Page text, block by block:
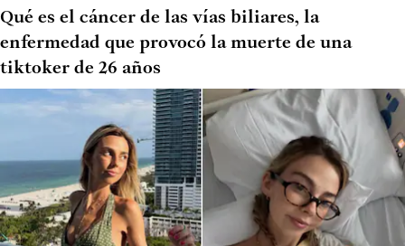
Qué es el cáncer de las vías biliares, la
enfermedad que provocó la muerte de una
tiktoker de 26 años